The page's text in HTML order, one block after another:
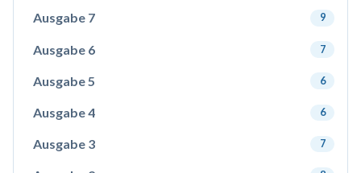
Ausgabe 7 9
Ausgabe 6 7
Ausgabe 5 6
Ausgabe 4 6
Ausgabe 3 7